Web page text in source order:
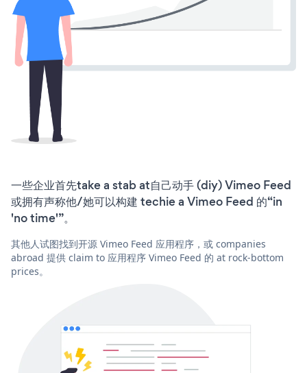
一些企业首先take a stab at自己动手 (diy) Vimeo Feed
或拥有声称他/她可以构建 techie a Vimeo Feed 的“in
'no time'”。
其他人试图找到开源 Vimeo Feed 应用程序，或 companies
abroad 提供 claim to 应用程序 Vimeo Feed 的 at rock-bottom
prices。